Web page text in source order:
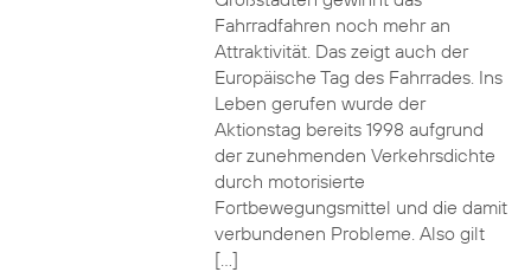
Fahrradfahren noch mehr an
Attraktivität. Das zeigt auch der
Europäische Tag des Fahrrades. Ins
Leben gerufen wurde der
Aktionstag bereits 1998 aufgrund
der zunehmenden Verkehrsdichte
durch motorisierte
Fortbewegungsmittel und die damit
verbundenen Probleme. Also gilt
[…]